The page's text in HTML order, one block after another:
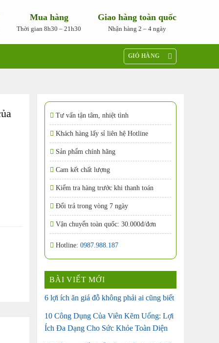
Mua hàng
Thời gian 8h30 – 21h30
Giao hàng toàn quốc
Nhận hàng 2 – 4 ngày
GIỎ HÀNG
Tư vấn tận tâm, nhiệt tình
Khách hàng lấy sỉ liên hệ Hotline
Sản phẩm chính hãng
Cam kết chất lượng
Kiểm tra hàng trước khi thanh toán
Đổi trả trong vòng 7 ngày
Vận chuyển toàn quốc: 30.000đ/đơn
Hotline: 0987.988.187
BÀI VIẾT MỚI
6 lợi ích ăn giá đỗ không phải ai cũng biết
10 Công Dụng Của Viên Kẽm Uống: Lợi
Ích Đa Dạng Cho Sức Khỏe Toàn Diện